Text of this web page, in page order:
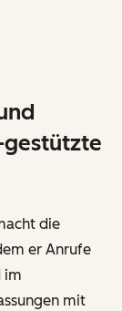
die
er Anrufe
im
mit